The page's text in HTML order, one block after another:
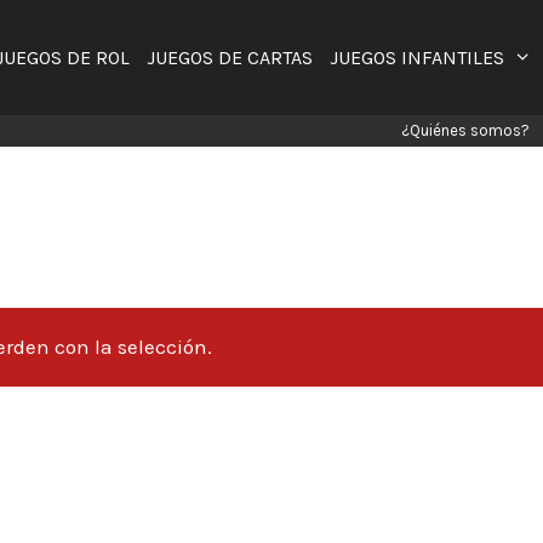
DE ROL JUEGOS DE CARTAS JUEGOS INFANTILES
¿Quiénes somos?
con la selección.